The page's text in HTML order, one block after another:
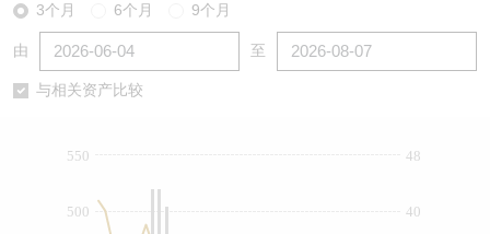
3个月 6个月 9个月
由 至
与相关资产比较
40
48
500
550
认股证/牛熊证日志
认股证文件及公告 (瑞信)
牛熊证到期结算价查找
中资ETFs溢价比较